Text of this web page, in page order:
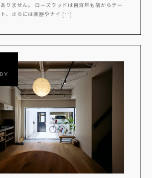
りません。 ローズウッドは何百年も前からテー
、さらには楽器やナイ […]